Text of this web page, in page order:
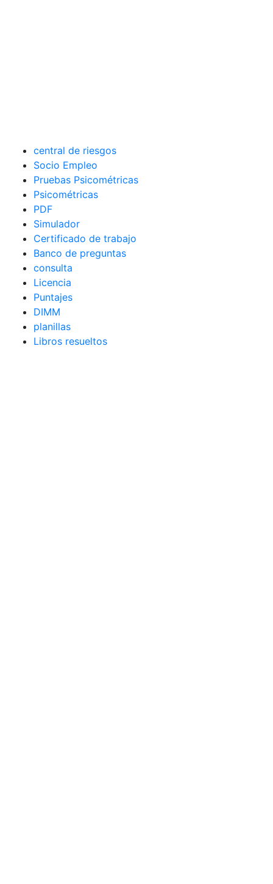
central de riesgos
Socio Empleo
Pruebas Psicométricas
Psicométricas
PDF
Simulador
Certificado de trabajo
Banco de preguntas
consulta
Licencia
Puntajes
DIMM
planillas
Libros resueltos